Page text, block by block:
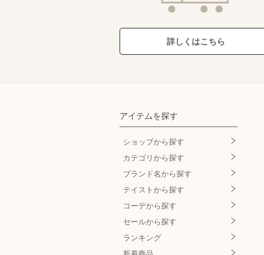
詳しくはこちら
アイテムを探す
ショップから探す
カテゴリから探す
ブランド名から探す
テイストから探す
コーデから探す
セールから探す
ランキング